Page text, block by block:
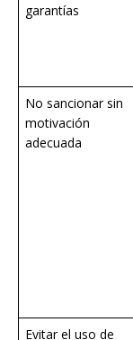
garantías
No sancionar sin
motivación
adecuada
Evitar el uso de